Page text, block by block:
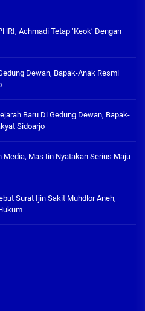
Achmadi Tetap ‘Keok’ Dengan
Dewan, Bapak-Anak Resmi
Baru Di Gedung Dewan, Bapak-
Sidoarjo
Media, Mas Iin Nyatakan Serius Maju
Surat Ijin Sakit Muhdlor Aneh,